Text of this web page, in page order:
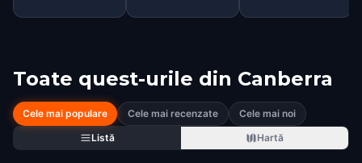
Toate quest-urile din Canberra
Cele mai populare Cele mai recenzate
Cele mai noi
Listă
Hartă